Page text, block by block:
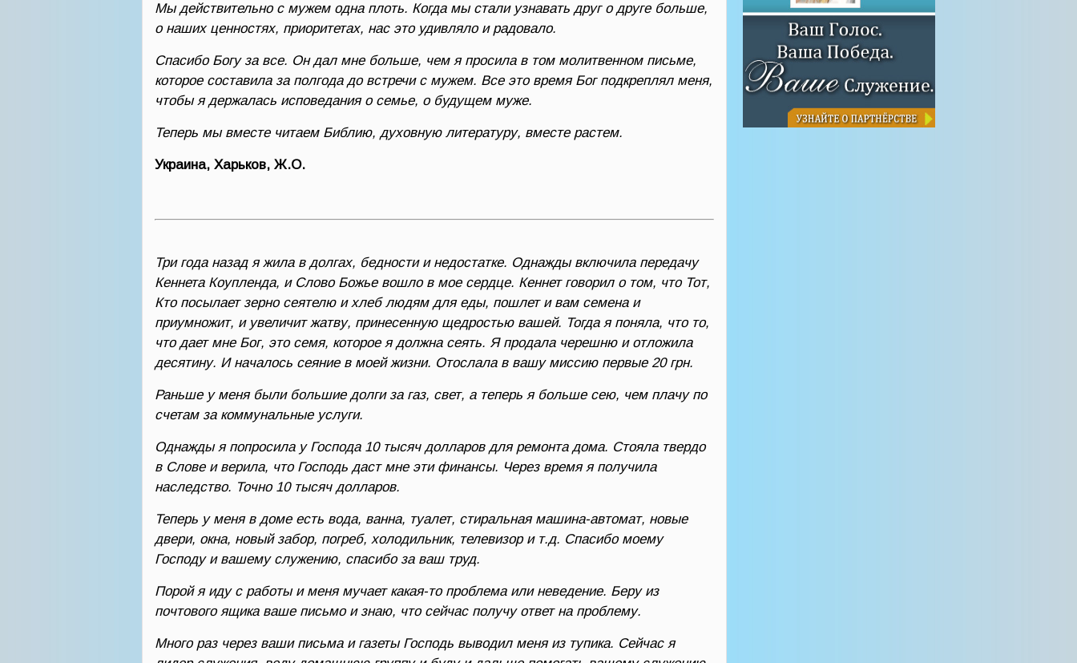
Мы действительно с мужем одна плоть. Когда мы стали узнавать друг о друге больше,
о наших ценностях, приоритетах, нас это удивляло и радовало.
Спасибо Богу за все. Он дал мне больше, чем я просила в том молитвенном письме,
которое составила за полгода до встречи с мужем. Все это время Бог подкреплял меня,
чтобы я держалась исповедания о семье, о будущем муже.
Теперь мы вместе читаем Библию, духовную литературу, вместе растем.
Украина, Харьков, Ж.О.
Три года назад я жила в долгах, бедности и недостатке. Однажды включила передачу
Кеннета Коупленда, и Слово Божье вошло в мое сердце. Кеннет говорил о том, что Тот,
Кто посылает зерно сеятелю и хлеб людям для еды, пошлет и вам семена и
приумножит, и увеличит жатву, принесенную щедростью вашей. Тогда я поняла, что то,
что дает мне Бог, это семя, которое я должна сеять. Я продала черешню и отложила
десятину. И началось сеяние в моей жизни. Отослала в вашу миссию первые 20 грн.
Раньше у меня были большие долги за газ, свет, а теперь я больше сею, чем плачу по
счетам за коммунальные услуги.
Однажды я попросила у Господа 10 тысяч долларов для ремонта дома. Стояла твердо
в Слове и верила, что Господь даст мне эти финансы. Через время я получила
наследство. Точно 10 тысяч долларов.
Теперь у меня в доме есть вода, ванна, туалет, стиральная машина-автомат, новые
двери, окна, новый забор, погреб, холодильник, телевизор и т.д. Спасибо моему
Господу и вашему служению, спасибо за ваш труд.
Порой я иду с работы и меня мучает какая-то проблема или неведение. Беру из
почтового ящика ваше письмо и знаю, что сейчас получу ответ на проблему.
Много раз через ваши письма и газеты Господь выводил меня из тупика. Сейчас я